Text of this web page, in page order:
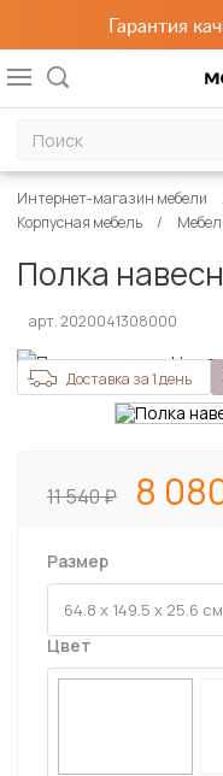
Гарантия
Интернет-магазин мебели
Корпусная мебель
Полка
арт. 2020041308000
Доставка за 1 день
11 540 8
Размер
Цвет